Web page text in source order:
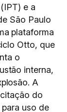
e a
São Paulo
plataforma
Otto, que
o
interna,
A
do
uso de